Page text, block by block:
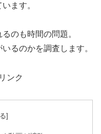
ます。
のも時間の問題。
るのかを調査します。
ンク